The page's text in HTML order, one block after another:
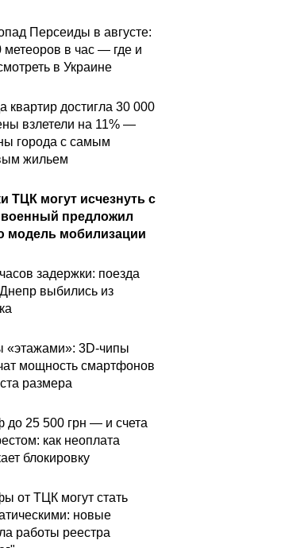
Персеиды в августе:
метеоров в час — где и
в Украине
квартир достигла 30 000
взлетели на 11% —
города с самым
жильем
ТЦК могут исчезнуть с
предложил
модель мобилизации
задержки: поезда
выбились из
«этажами»: 3D-чипы
мощность смартфонов
размера
до 25 500 грн — и счета
как неоплата
блокировку
от ТЦК могут стать
новые
работы реестра